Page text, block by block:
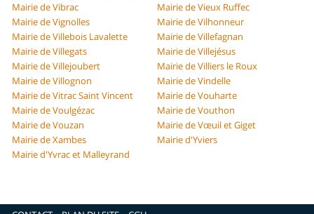
Mairie de Vibrac
Mairie de Vieux Ruffec
Mairie de Vignolles
Mairie de Vilhonneur
Mairie de Villebois Lavalette
Mairie de Villefagnan
Mairie de Villegats
Mairie de Villejésus
Mairie de Villejoubert
Mairie de Villiers le Roux
Mairie de Villognon
Mairie de Vindelle
Mairie de Vitrac Saint Vincent
Mairie de Vouharte
Mairie de Voulgézac
Mairie de Vouthon
Mairie de Vouzan
Mairie de Vœuil et Giget
Mairie de Xambes
Mairie d'Yviers
Mairie d'Yvrac et Malleyrand